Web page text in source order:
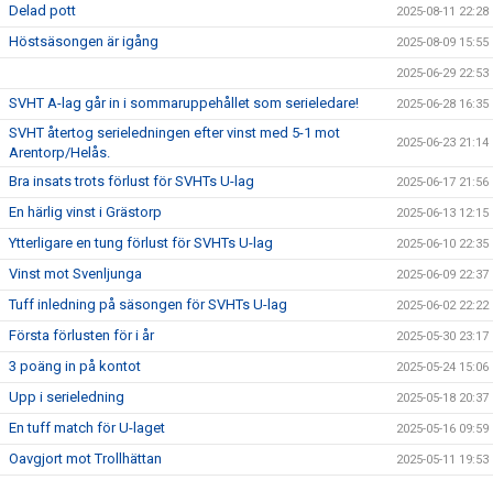
Delad pott 2025-08-11 22:28
Höstsäsongen är igång 2025-08-09 15:55
2025-06-29 22:53
SVHT A-lag går in i sommaruppehållet som serieledare! 2025-06-28 16:35
SVHT återtog serieledningen efter vinst med 5-1 mot
Arentorp/Helås.
2025-06-23 21:14
Bra insats trots förlust för SVHTs U-lag 2025-06-17 21:56
En härlig vinst i Grästorp 2025-06-13 12:15
Ytterligare en tung förlust för SVHTs U-lag 2025-06-10 22:35
Vinst mot Svenljunga 2025-06-09 22:37
Tuff inledning på säsongen för SVHTs U-lag 2025-06-02 22:22
Första förlusten för i år 2025-05-30 23:17
3 poäng in på kontot 2025-05-24 15:06
Upp i serieledning 2025-05-18 20:37
En tuff match för U-laget 2025-05-16 09:59
Oavgjort mot Trollhättan 2025-05-11 19:53